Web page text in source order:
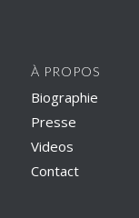
À PROPOS
Biographie
Presse
Videos
Contact